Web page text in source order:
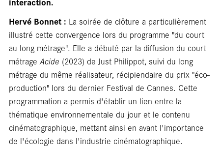
Hervé Bonnet : La soirée de clôture a particulièrement
illustré cette convergence lors du programme "du court
au long métrage". Elle a débuté par la diffusion du court
métrage Acide (2023) de Just Philippot, suivi du long
métrage du même réalisateur, récipiendaire du prix "éco-
production" lors du dernier Festival de Cannes. Cette
programmation a permis d'établir un lien entre la
thématique environnementale du jour et le contenu
cinématographique, mettant ainsi en avant l'importance
de l'écologie dans l'industrie cinématographique.